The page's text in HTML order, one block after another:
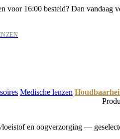
voor 16:00 besteld? Dan vandaag
Medische lenzen
en oogverzorging —